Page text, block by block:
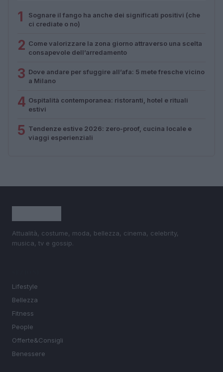
1
Sognare il fango ha anche dei significati positivi (che
ci crediate o no)
2 Come valorizzare la zona giorno attraverso una scelta
consapevole dell’arredamento
3 Dove andare per sfuggire all’afa: 5 mete fresche vicino
a Milano
4 Ospitalità contemporanea: ristoranti, hotel e rituali
estivi
5 Tendenze estive 2026: zero-proof, cucina locale e
viaggi esperienziali
Attualità, costume, moda, bellezza, cinema, celebrity,
musica, tv e gossip.
Lifestyle
Bellezza
Fitness
People
Offerte&Consigli
Benessere